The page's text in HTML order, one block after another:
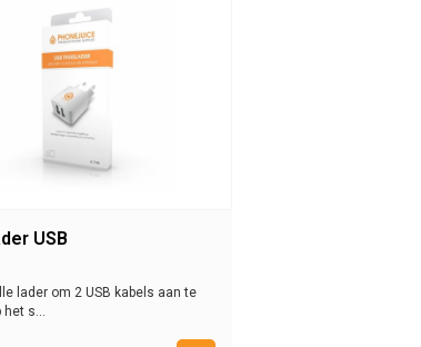
USB
lader om 2 USB kabels aan te
het s...